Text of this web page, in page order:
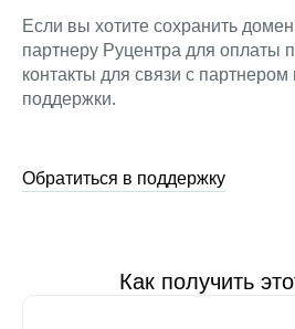
Если вы хотите сохранить
партнеру Руцентра для оплаты
контакты для связи с
поддержки.
Обратиться в поддержку
Как получить